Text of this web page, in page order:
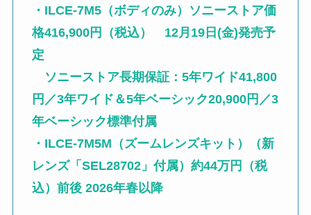
・ILCE-7M5（ボディのみ）ソニーストア価
格416,900円（税込） 12月19日(金)発売予
定
ソニーストア長期保証：5年ワイド41,800
円／3年ワイド＆5年ベーシック20,900円／3
年ベーシック標準付属
・ILCE-7M5M（ズームレンズキット）（新
レンズ「SEL28702」付属）約44万円（税
込）前後 2026年春以降